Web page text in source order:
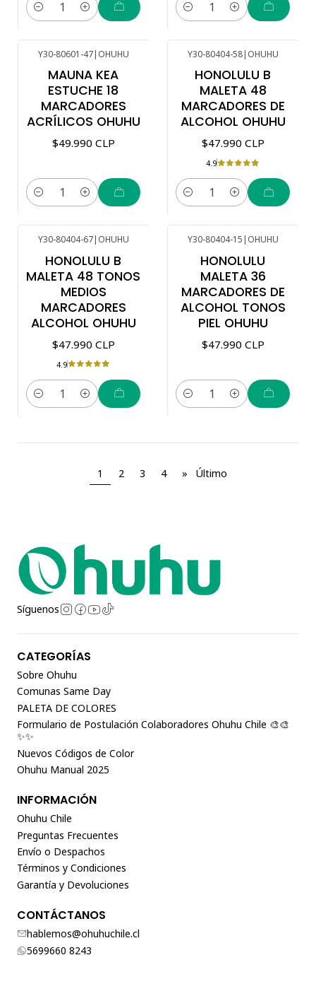
Cantidad Cantidad
Y30-80601-47| OHUHU
MAUNA KEA
ESTUCHE 18
MARCADORES
ACRÍLICOS OHUHU
$49.990 CLP
Cantidad
Y30-80404-58| OHUHU
HONOLULU B
MALETA 48
MARCADORES DE
ALCOHOL OHUHU
$47.990 CLP
4.9
Cantidad
Y30-80404-67| OHUHU
HONOLULU B
MALETA 48 TONOS
MEDIOS
MARCADORES
ALCOHOL OHUHU
$47.990 CLP
4.9
Cantidad
Y30-80404-15| OHUHU
HONOLULU
MALETA 36
MARCADORES DE
ALCOHOL TONOS
PIEL OHUHU
$47.990 CLP
Cantidad
1 2 3 4 » Último
Síguenos
CATEGORÍAS
Sobre Ohuhu
Comunas Same Day
PALETA DE COLORES
Formulario de Postulación Colaboradores Ohuhu Chile 🎨🎨
✨✨
Nuevos Códigos de Color
Ohuhu Manual 2025
INFORMACIÓN
Ohuhu Chile
Preguntas Frecuentes
Envío o Despachos
Términos y Condiciones
Garantía y Devoluciones
CONTÁCTANOS
hablemos@ohuhuchile.cl
5699660 8243